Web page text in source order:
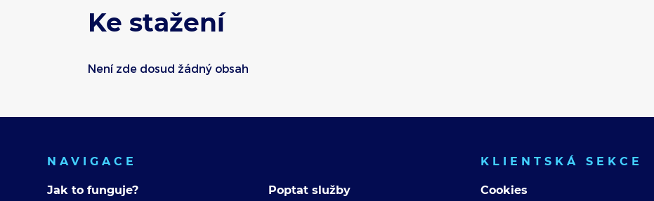
Ke stažení
Není zde dosud žádný obsah
NAVIGACE
Jak to funguje?
Poptat služby
KLIENTSKÁ SEKCE
Cookies